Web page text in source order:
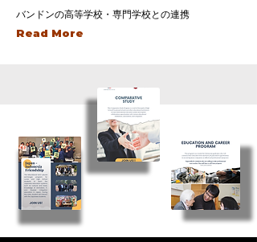
バンドンの高等学校・専門学校との連携
Read More